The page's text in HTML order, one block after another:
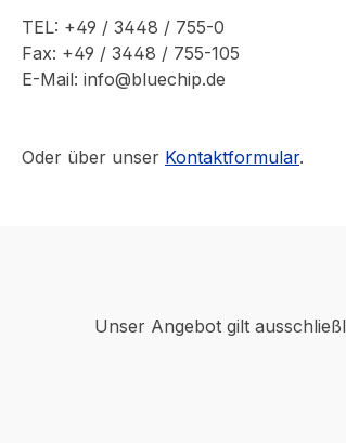
TEL: +49 / 3448 / 755-0
Fax: +49 / 3448 / 755-105
E-Mail: info@bluechip.de
Oder über unser Kontaktformular.
Unser Angebot gilt